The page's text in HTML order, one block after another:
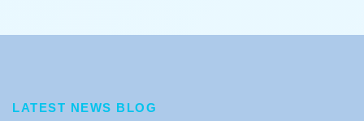
LATEST NEWS BLOG